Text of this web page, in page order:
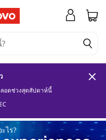
อดช่วงสุดสัปดาห์นี้
ไร?